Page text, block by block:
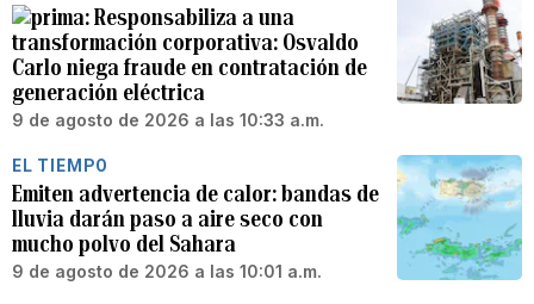
Responsabiliza a una
transformación corporativa: Osvaldo
Carlo niega fraude en contratación de
generación eléctrica
9 de agosto de 2026 a las 10:33 a.m.
EL TIEMPO
Emiten advertencia de calor: bandas de
lluvia darán paso a aire seco con
mucho polvo del Sahara
9 de agosto de 2026 a las 10:01 a.m.